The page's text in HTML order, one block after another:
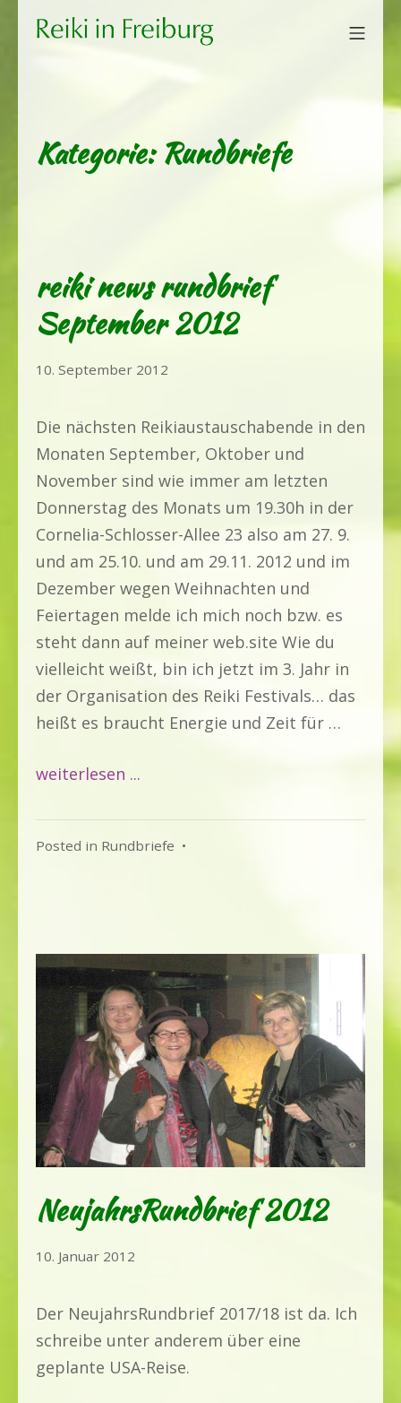
Inhalt
Kategorie:Rundbriefe
reiki news rundbrief
September 2012
10. September 2012
Die nächsten Reikiaustauschabende in den
Monaten September, Oktober und
November sind wie immer am letzten
Donnerstag des Monats um 19.30h in der
Cornelia-Schlosser-Allee 23 also am 27. 9.
und am 25.10. und am 29.11. 2012 und im
Dezember wegen Weihnachten und
Feiertagen melde ich mich noch bzw. es
steht dann auf meiner web.site Wie du
vielleicht weißt, bin ich jetzt im 3. Jahr in
der Organisation des Reiki Festivals… das
heißt es braucht Energie und Zeit für …
weiterlesen ...
Posted in Rundbriefe •
NeujahrsRundbrief 2012
10. Januar 2012
Der NeujahrsRundbrief 2017/18 ist da. Ich
schreibe unter anderem über eine
geplante USA-Reise.